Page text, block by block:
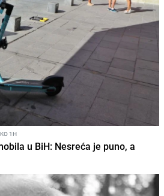
1H
u BiH: Nesreća je puno, a